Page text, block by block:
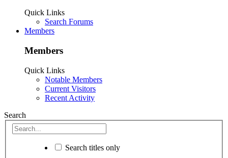
Quick Links
Search Forums
Members
Members
Quick Links
Notable Members
Current Visitors
Recent Activity
Search
Search titles only